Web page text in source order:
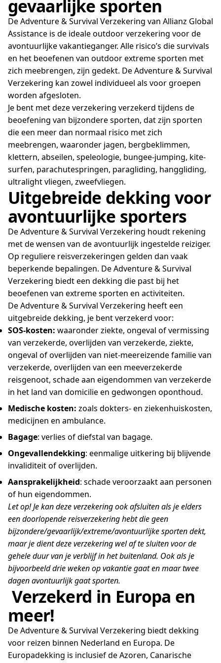
gevaarlijke sporten
De Adventure & Survival Verzekering van Allianz Global
Assistance is de ideale outdoor verzekering voor de
avontuurlijke vakantieganger. Alle risico’s die survivals
en het beoefenen van outdoor extreme sporten met
zich meebrengen, zijn gedekt. De Adventure & Survival
Verzekering kan zowel individueel als voor groepen
worden afgesloten.
Je bent met deze verzekering verzekerd tijdens de
beoefening van bijzondere sporten, dat zijn sporten
die een meer dan normaal risico met zich
meebrengen, waaronder jagen, bergbeklimmen,
klettern, abseilen, speleologie, bungee-jumping, kite-
surfen, parachutespringen, paragliding, hanggliding,
ultralight vliegen, zweefvliegen.
Uitgebreide dekking voor
avontuurlijke sporters
De Adventure & Survival Verzekering houdt rekening
met de wensen van de avontuurlijk ingestelde reiziger.
Op reguliere reisverzekeringen gelden dan vaak
beperkende bepalingen. De Adventure & Survival
Verzekering biedt een dekking die past bij het
beoefenen van extreme sporten en activiteiten.
De Adventure & Survival Verzekering heeft een
uitgebreide dekking, je bent verzekerd voor:
SOS-kosten: waaronder ziekte, ongeval of vermissing
van verzekerde, overlijden van verzekerde, ziekte,
ongeval of overlijden van niet-meereizende familie van
verzekerde, overlijden van een meeverzekerde
reisgenoot, schade aan eigendommen van verzekerde
in het land van domicilie en gedwongen oponthoud.
Medische kosten: zoals dokters- en ziekenhuiskosten,
medicijnen en ambulance.
Bagage: verlies of diefstal van bagage.
Ongevallendekking: eenmalige uitkering bij blijvende
invaliditeit of overlijden.
Aansprakelijkheid: schade veroorzaakt aan personen
of hun eigendommen.
Let op! Je kan deze verzekering ook afsluiten als je elders
een doorlopende reisverzekering hebt die geen
bijzondere/gevaarlijk/extreme/avontuurlijke sporten dekt,
maar je dient deze verzekering wel af te sluiten voor de
gehele duur van je verblijf in het buitenland. Ook als je
bijvoorbeeld drie weken op vakantie gaat en maar twee
dagen avontuurlijk gaat sporten.
Verzekerd in Europa en
meer!
De Adventure & Survival Verzekering biedt dekking
voor reizen binnen Nederland en Europa. De
Europadekking is inclusief de Azoren, Canarische